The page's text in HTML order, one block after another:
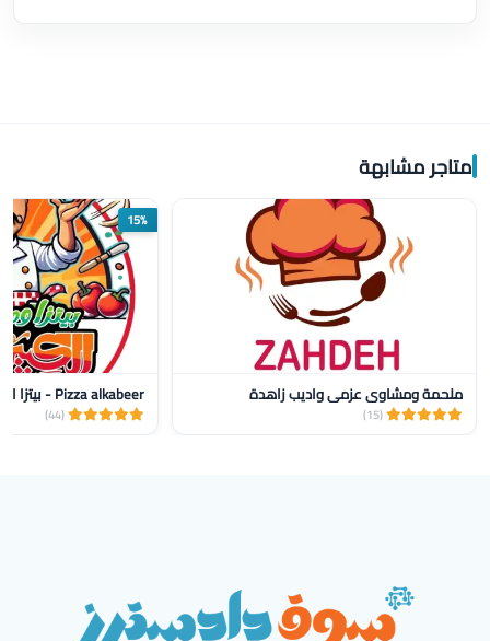
متاجر مشابهة
ملحمة ومشاوي عزمي واديب زاهدة
(15)
15%
Pizza alkabeer - بيتزا الكبير
(44)